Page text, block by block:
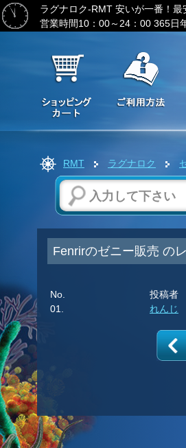
ラグナロク-RMT 安いが一番！最
営業時間10：00～24：00 365日
RMT ラグナロク
Fenrirのゼニー販売 の
No.
投稿者
01.
れんじ